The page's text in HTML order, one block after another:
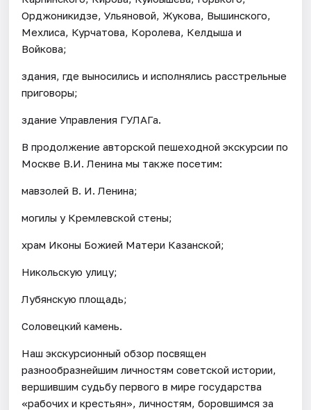
Орджоникидзе, Ульяновой, Жукова, Вышинского,
Мехлиса, Курчатова, Королева, Келдыша и
Войкова;
здания, где выносились и исполнялись расстрельные
приговоры;
здание Управления ГУЛАГа.
В продолжение авторской пешеходной экскурсии по
Москве В.И. Ленина мы также посетим:
мавзолей В. И. Ленина;
могилы у Кремлевской стены;
храм Иконы Божией Матери Казанской;
Никольскую улицу;
Лубянскую площадь;
Соловецкий камень.
Наш экскурсионный обзор посвящен
разнообразнейшим личностям советской истории,
вершившим судьбу первого в мире государства
«рабочих и крестьян», личностям, боровшимся за